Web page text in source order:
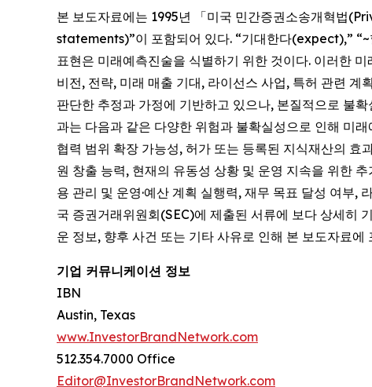
본 보도자료에는 1995년 「미국 민간증권소송개혁법
statements)”이 포함되어 있다. “기대한다(expect),”
표현은 미래예측진술을 식별하기 위한 것이다. 이러한
비전, 전략, 미래 매출 기대, 라이선스 사업, 특허 관련
판단한 추정과 가정에 기반하고 있으나, 본질적으로 불
과는 다음과 같은 다양한 위험과 불확실성으로 인해 미
협력 범위 확장 가능성, 허가 또는 등록된 지식재산의 효
원 창출 능력, 현재의 유동성 상황 및 운영 지속을 위한
용 관리 및 운영·예산 계획 실행력, 재무 목표 달성 여부,
국 증권거래위원회(SEC)에 제출된 서류에 보다 상세히
운 정보, 향후 사건 또는 기타 사유로 인해 본 보도자료
기업 커뮤니케이션 정보
IBN
Austin, Texas
www.InvestorBrandNetwork.com
512.354.7000 Office
Editor@InvestorBrandNetwork.com